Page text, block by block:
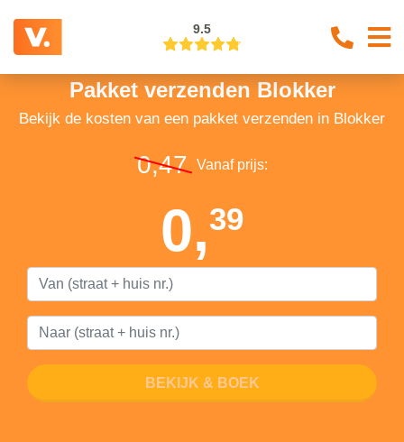
9.5
Pakket verzenden Blokker
Bekijk de kosten van een pakket verzenden in Blokker
0,47 Vanaf prijs:
0,39
BEKIJK & BOEK